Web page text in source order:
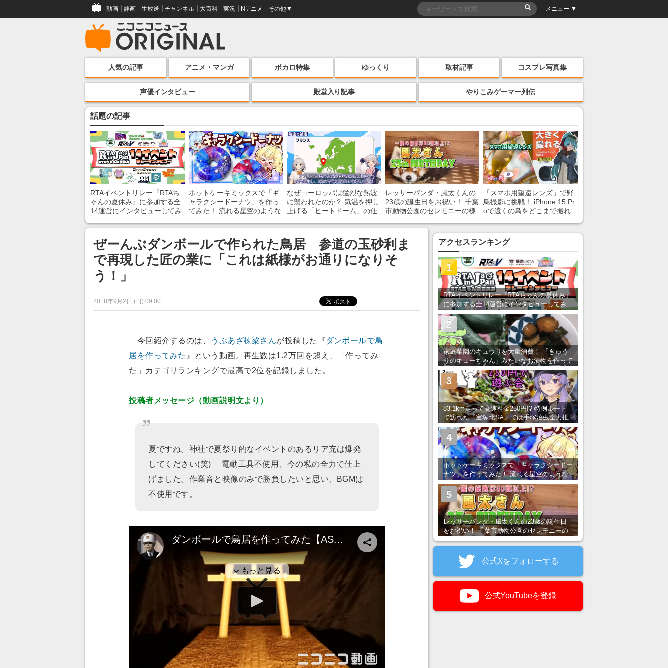
動画 静画 生放送 チャンネル 大百科 実況 Nアニメ その他▼ メニュー ▼
人気の記事 アニメ・マンガ ボカロ特集 ゆっくり 取材記事 コスプレ写真集
声優インタビュー 殿堂入り記事 やりこみゲーマー列伝
話題の記事
RTAイベントリレー『RTAち
ゃんの夏休み』に参加する全
14運営にインタビューしてみ
ンネルの貸し出しを利用し8/9
から1週間にわたって開催
ホットケーキミックスで「ギ
ャラクシードーナツ」を作っ
てみた！ 流れる星空のような
なぜヨーロッパは猛烈な熱波
に襲われたのか？ 気温を押し
上げる「ヒートドーム」の仕
レッサーパンダ・風太くんの
23歳の誕生日をお祝い！ 千葉
市動物公園のセレモニーの様
「スマホ用望遠レンズ」で野
鳥撮影に挑戦！ iPhone 15 Pr
oで遠くの鳥をどこまで撮れ
ぜーんぶダンボールで作られた鳥居 参道の玉砂利ま
で再現した匠の業に「これは紙様がお通りになりそ
う！」
2018年9月2日 (日) 09:00
今回紹介するのは、 うぷあざ棟梁さんが投稿した『ダンボールで鳥
居を作ってみた 』という動画。再生数は1.2万回を超え、「作ってみ
た」カテゴリランキングで最高で2位を記録しました。
投稿者メッセージ（動画説明文より）
夏ですね。神社で夏祭り的なイベントのあるリア充は爆発
してください(笑) 電動工具不使用、今の私の全力で仕上
げました。作業音と映像のみで勝負したいと思い、BGMは
不使用です。
アクセスランキング
RTAイベントリレー『RTAちゃんの夏休み』
に参加する全14運営にインタビューしてみ
た！ 「RTA in Japan」のチャンネルの貸し
出しを利用し8/9から1週間にわたって開催
1
家庭菜園のキュウリを大量消費！ 「きゅう
りのキューちゃん」みたいなお漬物を作って
みた
2
83.1km走って高速料金250円!? 特例ルート
で訪れた「宝塚北SA」では手塚治虫全力推
し＆関西グルメが楽しめる！
3
ホットケーキミックスで「ギャラクシードー
ナツ」を作ってみた！ 流れる星空のような
レンチン・レシピを紹介
4
レッサーパンダ・風太くんの23歳の誕生日
をお祝い！ 千葉市動物公園のセレモニーの
5
公式Xをフォローする
公式YouTubeを登録